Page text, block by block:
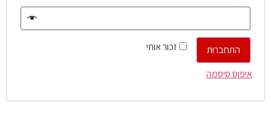
זכור אותי
התחברות
איפוס סיסמה